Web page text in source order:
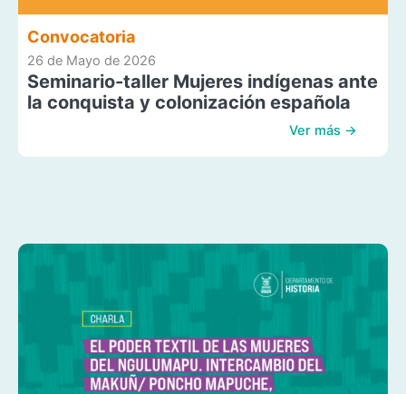
Convocatoria
26 de Mayo de 2026
Seminario-taller Mujeres indígenas ante
la conquista y colonización española
Ver más →